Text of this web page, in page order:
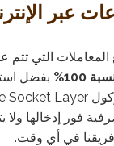
عبر
المعاملات التي تتم
100%
بفضل
فور إدخالها ولا
فريقنا في أي وقت.